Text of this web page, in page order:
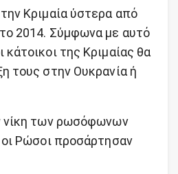
Κριμαία ύστερα από
2014. Σύμφωνα με αυτό
της Κριμαίας θα
τους στην Ουκρανία ή
νίκη των ρωσόφωνων
οι Ρώσοι προσάρτησαν